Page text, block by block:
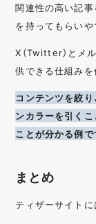
関連性の高い記
を持ってもらいや
X（Twitter）とメ
供できる仕組みを
コンテンツを絞
ンカラーを引く
ことが分かる例で
まとめ
ティザーサイトに